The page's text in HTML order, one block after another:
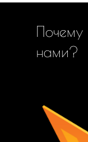
Почему
нами?